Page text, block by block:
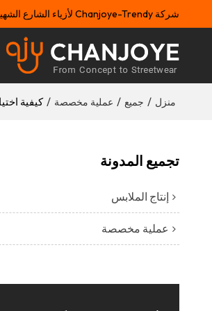
شركة Chanjoye-Trendy لأزياء الشارع الشهير
منزل / جميع / عملية مخصصة / كيفية
تجميع المدونة
إنتاج الملابس
عملية مخصصة